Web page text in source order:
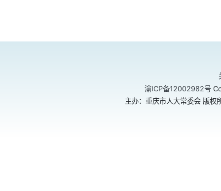
渝ICP备12002982号
主办：重庆市人大常委会 版